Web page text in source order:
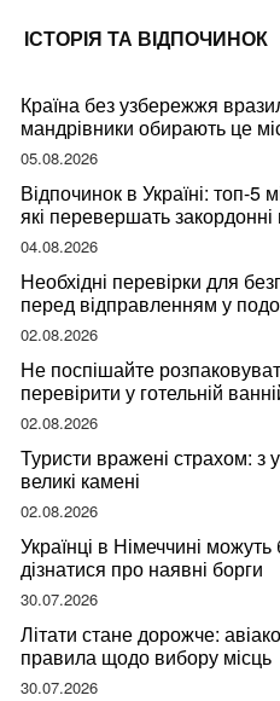
ІСТОРІЯ ТА ВІДПОЧИНОК
Країна без узбережжя
мандрівники обирають це
05.08.2026
Відпочинок в Україні: топ-5
які перевершать
04.08.2026
Необхідні перевірки для
перед відправленням у
02.08.2026
Не поспішайте
перевірити у готельній
мандрівниці
02.08.2026
Туристи вражені страхом:
великі камені
02.08.2026
Українці в Німеччині
дізнатися про наявні борги
30.07.2026
Літати стане дорожче:
правила щодо вибору місць
30.07.2026